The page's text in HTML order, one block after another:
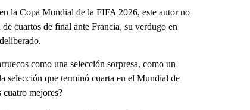
la Copa Mundial de la FIFA 2026, este autor no
cuartos de final ante Francia, su verdugo en
como una selección sorpresa, como un
selección que terminó cuarta en el Mundial de
mejores?